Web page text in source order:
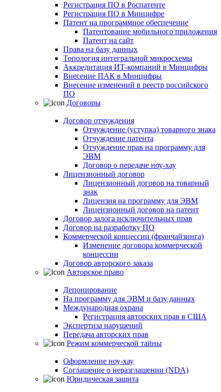
Регистрация ПО в Роспатенте
Регистрация ПО в Минцифре
Патент на программное обеспечение
Патентование мобильного приложения
Патент на сайт
Права на базу данных
Топология интегральной микросхемы
Аккредитация ИТ-компаний в Минцифры
Внесение ПАК в Минцифры
Внесение изменений в реестр российского
ПО
Договоры
Договор отчуждения
Отчуждение (уступка) товарного знака
Отчуждение патента
Отчуждение прав на программу для
ЭВМ
Договор о передаче ноу-хау
Лицензионный договор
Лицензионный договор на товарный
знак
Лицензия на программу для ЭВМ
Лицензионный договор на патент
Договор залога исключительных прав
Договор на разработку ПО
Коммерческой концессии (франчайзинга)
Изменение договора коммерческой
концессии
Договор авторского заказа
Авторское право
Депонирование
На программу для ЭВМ и базу данных
Международная охрана
Регистрация авторских прав в США
Экспертиза нарушений
Передача авторских прав
Режим коммерческой тайны
Оформление ноу-хау
Соглашение о неразглашении (NDA)
Юридическая защита